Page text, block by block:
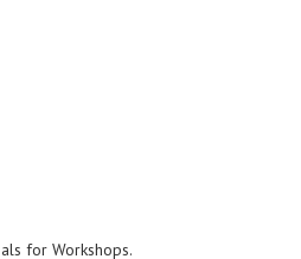
for Workshops.